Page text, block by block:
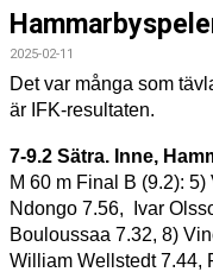
2025-02-11
Det var många som
är IFK-resultaten.
7-9.2 Sätra. Inne,
M 60 m Final B (9.2):
Ndongo 7.56,  Ivar
Bouloussaa 7.32, 8)
William Wellstedt 7.44,